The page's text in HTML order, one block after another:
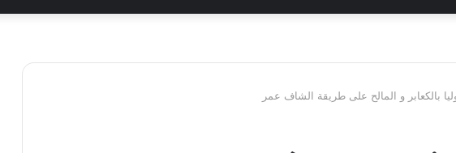
بالكعابر و المالح على طريقة الشاف عمر